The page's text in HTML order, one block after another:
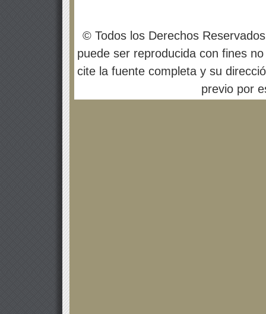
© Todos los Derechos
puede ser reproducida con fines
cite la fuente completa y su
previo por